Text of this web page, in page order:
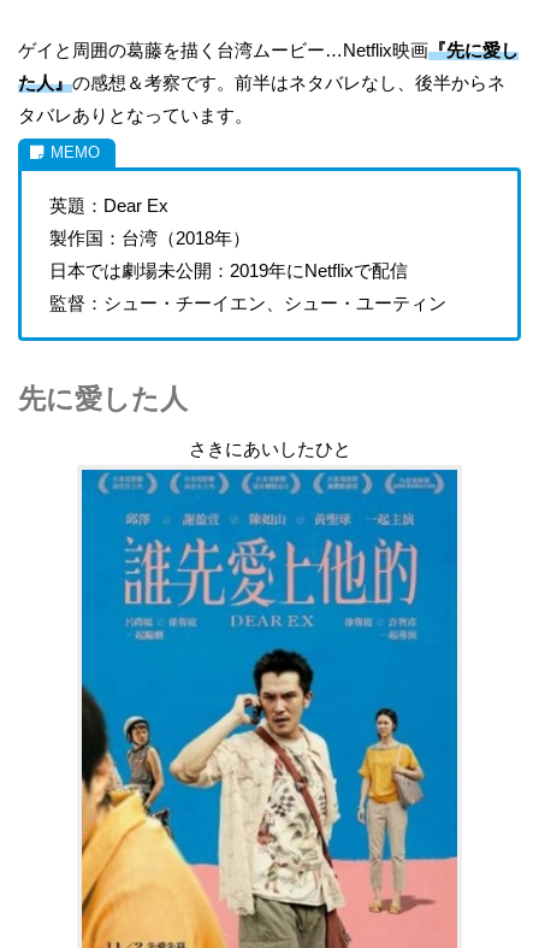
ゲイと周囲の葛藤を描く台湾ムービー…Netflix映画『先に愛し
た人』の感想＆考察です。前半はネタバレなし、後半からネ
タバレありとなっています。
英題：Dear Ex
製作国：台湾（2018年）
日本では劇場未公開：2019年にNetflixで配信
監督：シュー・チーイエン、シュー・ユーティン
先に愛した人
さきにあいしたひと